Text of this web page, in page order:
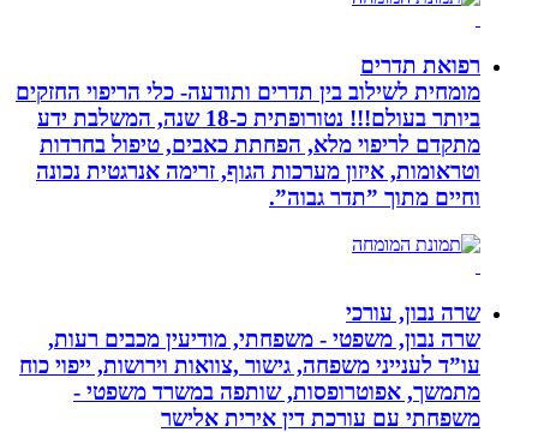
רפואת תדרים
מומחית לשילוב בין תדרים ותודעה- כלי הריפוי החזקים
ביותר בעולם!!! נטורופתית כ-18 שנה, המשלבת ידע
מתקדם לריפוי מלא, הפחתת כאבים, טיפול בחרדות
וטראומות, איזון מערכות הגוף, זרימה אנרגטית נכונה
וחיים מתוך ”תדר גבוה”.
שרה נבון, עורכי
שרה נבון, משפטי - משפחתי, מודיעין מכבים רעות,
עו”ד לענייני משפחה, גישור ,צוואות וירושות, ייפוי כוח
מתמשך, אפוטרופסות, שותפה במשרד משפטי -
משפחתי עם עורכת דין אירית אלישר